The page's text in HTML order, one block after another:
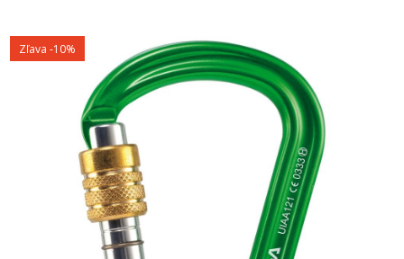
Zľava -10%